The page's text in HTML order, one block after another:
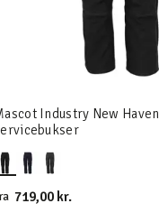
Industry New Haven
719,00 kr.